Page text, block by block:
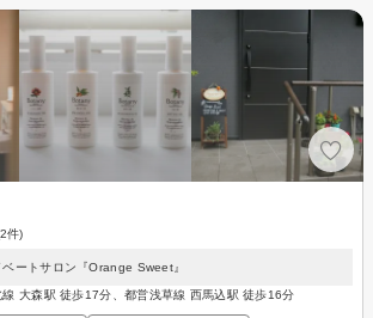
件)
ートサロン『Orange Sweet』
線 大森駅 徒歩17分、都営浅草線 西馬込駅 徒歩16分